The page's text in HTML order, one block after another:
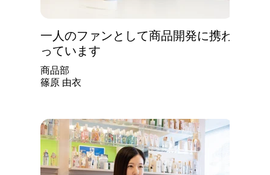
​一人のファンとして商品開発に携わ
っています
商品部
​篠原 由衣